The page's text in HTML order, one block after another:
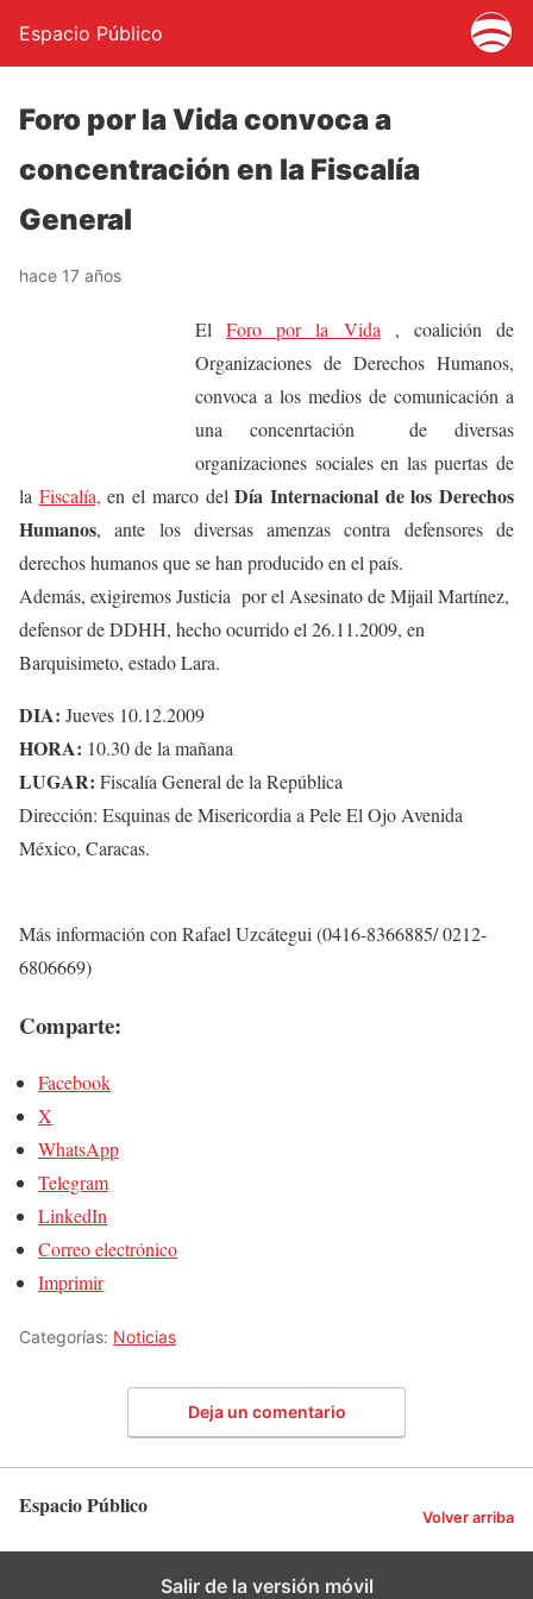
Espacio Público
Foro por la Vida convoca a
concentración en la Fiscalía
General
hace 17 años
ElForo por la Vida , coalición de
Organizaciones de Derechos Humanos,
convoca a los medios de comunicación a
una concenrtación de diversas
organizaciones sociales en las puertas de
la Fiscalía, en el marco delDía Internacional de los Derechos
Humanos, ante los diversas amenzas contra defensores de
derechos humanos que se han producido en el país.
Además, exigiremos Justicia por el Asesinato de Mijail Martínez,
defensor de DDHH, hecho ocurrido el 26.11.2009, en
Barquisimeto, estado Lara.
DIA: Jueves 10.12.2009
HORA: 10.30 de la mañana
LUGAR: Fiscalía General de la República
Dirección: Esquinas de Misericordia a Pele El Ojo Avenida
México, Caracas.
Más información con Rafael Uzcátegui (0416-8366885/ 0212-
6806669)
Comparte:
Facebook
X
WhatsApp
Telegram
LinkedIn
Correo electrónico
Imprimir
Categorías: Noticias
Deja un comentario
Espacio Público Volver arriba
Salir de la versión móvil